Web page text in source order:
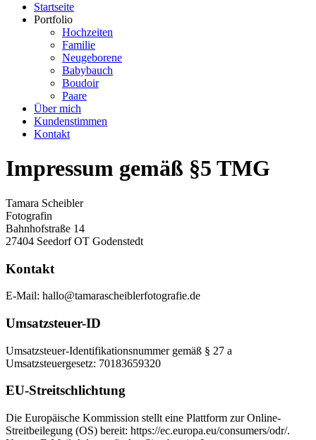
Startseite
Portfolio
Hochzeiten
Familie
Neugeborene
Babybauch
Boudoir
Paare
Über mich
Kundenstimmen
Kontakt
Impressum gemäß §5 TMG
Tamara Scheibler
Fotografin
Bahnhofstraße 14
27404 Seedorf OT Godenstedt
Kontakt
E-Mail: hallo@tamarascheiblerfotografie.de
Umsatzsteuer-ID
Umsatzsteuer-Identifikationsnummer gemäß § 27 a
Umsatzsteuergesetz: 70183659320
EU-Streitschlichtung
Die Europäische Kommission stellt eine Plattform zur Online-
Streitbeilegung (OS) bereit: https://ec.europa.eu/consumers/odr/.